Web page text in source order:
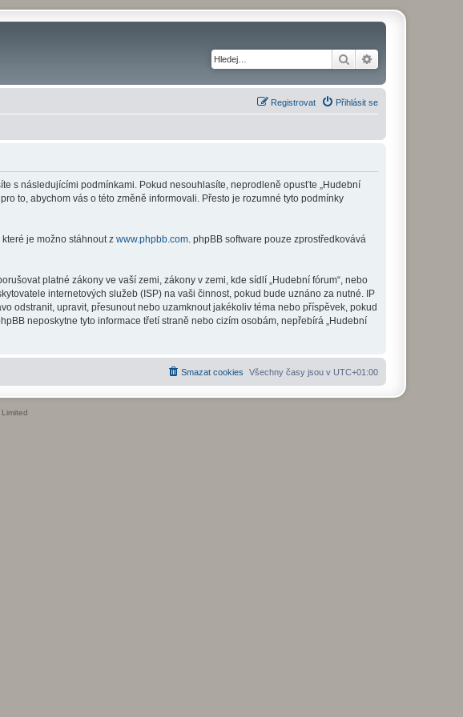
Hledat
Přihlásit se
Registrovat
s následujícími podmínkami. Pokud nesouhlasíte, neprodleně opusťte „Hudební
to, abychom vás o této změně informovali. Přesto je rozumné tyto podmínky
které je možno stáhnout z www.phpbb.com . phpBB software pouze zprostředkovává
platné zákony ve vaší zemi, zákony v zemi, kde sídlí „Hudební fórum“, nebo
internetových služeb (ISP) na vaši činnost, pokud bude uznáno za nutné. IP
odstranit, upravit, přesunout nebo uzamknout jakékoliv téma nebo příspěvek, pokud
neposkytne tyto informace třetí straně nebo cizím osobám, nepřebírá „Hudební
Všechny časy jsou v UTC+01:00
Smazat cookies